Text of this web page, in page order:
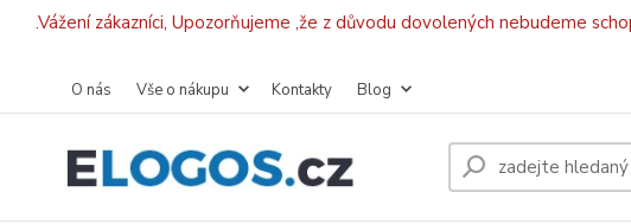
.Vážení zákazníci, Upozorňujeme ,že z důvodu dovolených nebudeme
O nás Vše o nákupu Kontakty Blog